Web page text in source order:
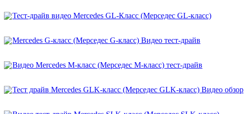
Тест-драйв видео Mercedes GL-Класс (Мерседес GL-класс)
Mercedes G-класс (Мерседес G-класс) Видео тест-драйв
Видео Mercedes M-класс (Мерседес M-класс) тест-драйв
Тест драйв Mercedes GLK-класс (Мерседес GLK-класс) Видео обзор